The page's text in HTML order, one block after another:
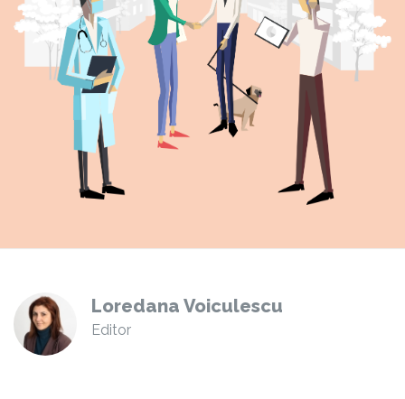
Loredana Voiculescu
Editor